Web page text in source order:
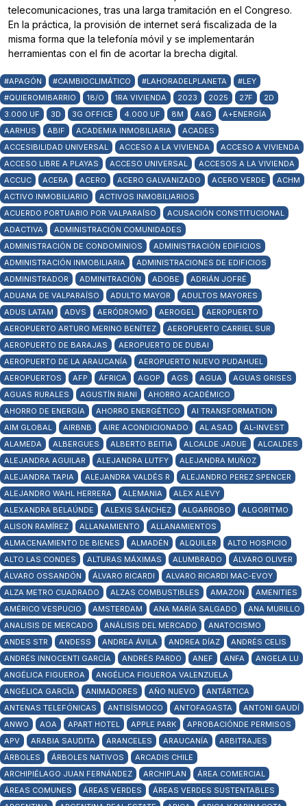
telecomunicaciones, tras una larga tramitación en el Congreso.
En la práctica, la provisión de internet será fiscalizada de la
misma forma que la telefonía móvil y se implementarán
herramientas con el fin de acortar la brecha digital.
#APAGÓN #CAMBIOCLIMÁTICO #LAHORADELPLANETA
#LEY
#QUIEROMIBARRIO
18/O 1RA VIVIENDA 2023 2025 27F
2D
3.000 UF
3D 3G OFFICE 4.000 UF 8M A&G
A+ENERGÍA
AARHUS
ABIF ACADEMIA INMOBILIARIA
ACADES
ACCESIBILIDAD UNIVERSAL
ACCESO A LA VIVIENDA
ACCESO A VIVIENDA
ACCESO LIBRE A PLAYAS
ACCESO UNIVERSAL
ACCESOS A LA VIVIENDA
ACCUC
ACERA ACERO ACERO GALVANIZADO ACERO VERDE
ACHM
ACTIVO INMOBILIARIO
ACTIVOS INMOBILIARIOS
ACUERDO PORTUARIO POR VALPARAÍSO
ACUSACIÓN CONSTITUCIONAL
ADACTIVA
ADMINISTRACIÓN COMUNIDADES
ADMINISTRACIÓN DE CONDOMINIOS
ADMINISTRACIÓN EDIFICIOS
ADMINISTRACIÓN INMOBILIARIA
ADMINISTRACIONES DE EDIFICIOS
ADMINISTRADOR
ADMINITRACIÓN ADOBE
ADRIÁN JOFRÉ
ADUANA DE VALPARAÍSO
ADULTO MAYOR
ADULTOS MAYORES
ADUS LATAM
ADVS AERÓDROMO AEROGEL
AEROPUERTO
AEROPUERTO ARTURO MERINO BENÍTEZ
AEROPUERTO CARRIEL SUR
AEROPUERTO DE BARAJAS
AEROPUERTO DE DUBAI
AEROPUERTO DE LA ARAUCANÍA
AEROPUERTO NUEVO PUDAHUEL
AEROPUERTOS
AFP ÁFRICA AGOP AGS AGUA
AGUAS GRISES
AGUAS RURALES
AGUSTÍN RIANI
AHORRO ACADÉMICO
AHORRO DE ENERGÍA
AHORRO ENERGÉTICO
AI TRANSFORMATION
AIM GLOBAL
AIRBNB AIRE ACONDICIONADO AL ASAD
AL-INVEST
ALAMEDA
ALBERGUES ALBERTO BEITIA ALCALDE JADUE
ALCALDES
ALEJANDRA AGUILAR
ALEJANDRA LUTFY
ALEJANDRA MUÑOZ
ALEJANDRA TAPIA
ALEJANDRA VALDÉS R
ALEJANDRO PEREZ SPENCER
ALEJANDRO WAHL HERRERA
ALEMANIA
ALEX ALEVY
ALEXANDRA BELAÚNDE
ALEXIS SÁNCHEZ ALGARROBO
ALGORITMO
ALISON RAMÍREZ
ALLANAMIENTO
ALLANAMIENTOS
ALMACENAMIENTO DE BIENES
ALMADÉN ALQUILER
ALTO HOSPICIO
ALTO LAS CONDES
ALTURAS MÁXIMAS ALUMBRADO
ÁLVARO OLIVER
ÁLVARO OSSANDÓN
ÁLVARO RICARDI
ALVARO RICARDI MAC-EVOY
ALZA METRO CUADRADO
ALZAS COMBUSTIBLES AMAZON
AMENITIES
AMÉRICO VESPUCIO
AMSTERDAM ANA MARÍA SALGADO
ANA MURILLO
ANALISIS DE MERCADO
ANÁLISIS DEL MERCADO
ANATOCISMO
ANDES STR
ANDESS ANDREA ÁVILA ANDREA DÍAZ
ANDRÉS CELIS
ANDRÉS INNOCENTI GARCÍA
ANDRÉS PARDO ANEF ANFA
ANGELA LU
ANGÉLICA FIGUEROA
ANGÉLICA FIGUEROA VALENZUELA
ANGÉLICA GARCÍA
ANIMADORES AÑO NUEVO
ANTÁRTICA
ANTENAS TELEFÓNICAS
ANTISÍSMOCO ANTOFAGASTA
ANTONI GAUDÍ
ANWO
AOA APART HOTEL APPLE PARK
APROBACIÓNDE PERMISOS
APV
ARABIA SAUDITA ARANCELES ARAUCANÍA
ARBITRAJES
ÁRBOLES
ÁRBOLES NATIVOS
ARCADIS CHILE
ARCHIPIÉLAGO JUAN FERNÁNDEZ
ARCHIPLAN
ÁREA COMERCIAL
ÁREAS COMUNES
ÁREAS VERDES
ÁREAS VERDES SUSTENTABLES